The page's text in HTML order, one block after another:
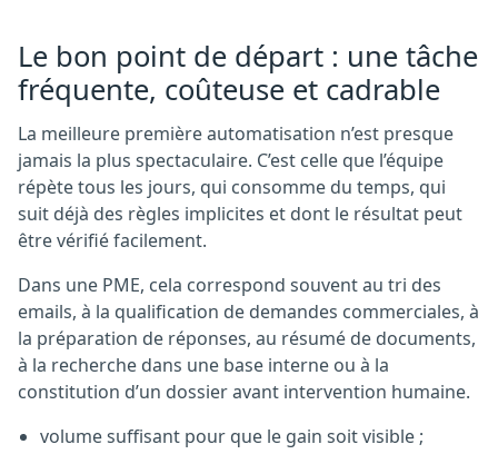
Le bon point de départ : une tâche
fréquente, coûteuse et cadrable
La meilleure première automatisation n’est presque
jamais la plus spectaculaire. C’est celle que l’équipe
répète tous les jours, qui consomme du temps, qui
suit déjà des règles implicites et dont le résultat peut
être vérifié facilement.
Dans une PME, cela correspond souvent au tri des
emails, à la qualification de demandes commerciales, à
la préparation de réponses, au résumé de documents,
à la recherche dans une base interne ou à la
constitution d’un dossier avant intervention humaine.
volume suffisant pour que le gain soit visible ;